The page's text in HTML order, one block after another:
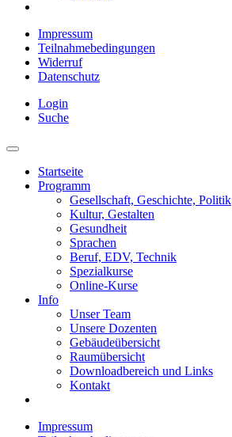
Impressum
Teilnahmebedingungen
Widerruf
Datenschutz
Login
Suche
Startseite
Programm
Gesellschaft, Geschichte, Politik
Kultur, Gestalten
Gesundheit
Sprachen
Beruf, EDV, Technik
Spezialkurse
Online-Kurse
Info
Unser Team
Unsere Dozenten
Gebäudeübersicht
Raumübersicht
Downloadbereich und Links
Kontakt
Impressum